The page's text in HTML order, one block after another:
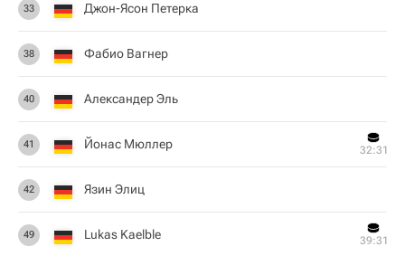
33 Джон-Ясон Петерка
38 Фабио Вагнер
40 Александер Эль
41 Йонас Мюллер 32:31
42 Язин Элиц
49 Lukas Kaelble 39:31